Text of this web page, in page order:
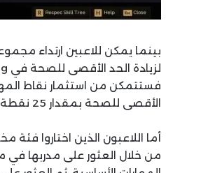
بينما يمكن للاعبين ارتداء
الأقصى للصحة بمقدار 25 نقطة.